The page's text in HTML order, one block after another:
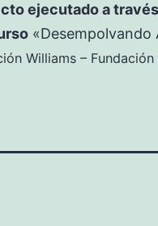
ejecutado a
«Desempolvando
Williams –